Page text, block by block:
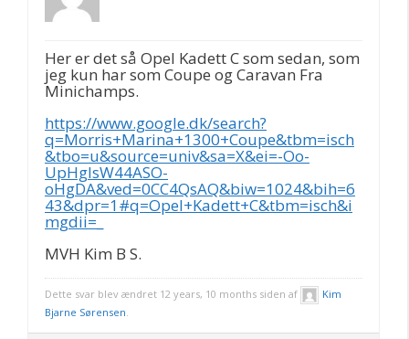
Her er det så Opel Kadett C som sedan, som
jeg kun har som Coupe og Caravan Fra
Minichamps.
https://www.google.dk/search?
q=Morris+Marina+1300+Coupe&tbm=isch
&tbo=u&source=univ&sa=X&ei=-Oo-
UpHgIsW44ASO-
oHgDA&ved=0CC4QsAQ&biw=1024&bih=6
43&dpr=1#q=Opel+Kadett+C&tbm=isch&i
mgdii=_
MVH Kim B S.
Dette svar blev ændret 12 years, 10 months siden af
Kim
Bjarne Sørensen